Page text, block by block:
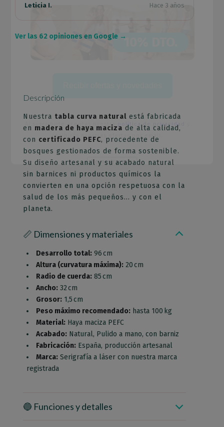
Leticia I. Hace 3 años
Ver las 62 opiniones en Google →
Descripción
Nuestra tabla curva natural está fabricada
en madera de haya maciza de alta calidad,
con certificado PEFC, procedente de
bosques gestionados de forma sostenible.
Su diseño artesanal y su acabado natural
sin barnices ni productos químicos la
convierten en una opción respetuosa con la
salud de los más pequeños… y con el
planeta.
📏 Dimensiones y materiales
Desarrollo total: 96 cm
Altura (curvatura máxima): 20 cm
Radio de cuerda: 85 cm
Ancho: 32 cm
Grosor: 1,5 cm
Peso máximo recomendado: hasta 100 kg
Material: Haya maciza PEFC
Acabado: Natural, Pulido a mano, con barniz
Fabricación: España, producción artesanal
Marca: Serigrafía a láser con nuestra marca
registrada
🔵 Funciones y detalles
10% DTO.
Al suscribirte aceptas nuestra política de privacidad
recibirás nuestras ofertas por email.
No mostrar más
Esto se cerrará en 65segundos